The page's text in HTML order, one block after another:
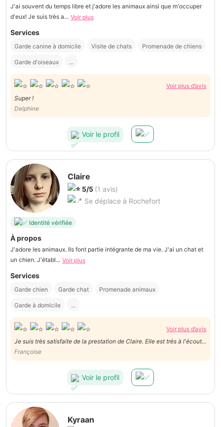
J'ai souvent du temps libre et j'adore les animaux ainsi que m'occuper
d'eux! Je suis très a... Voir plus
Services
Garde canine à domicile Visite de chats Promenade de chiens
Garde d'oiseaux ...
Voir plus d’avis
Super !
Delphine
Voir le profil
Claire
5/5 (1 avis)
Se déplace à Rochefort
Identité vérifiée
À propos
J'adore les animaux. Ils font partie intégrante de ma vie. J'ai un chat et
un chien. J'établ... Voir plus
Services
Garde chien Garde chat Promenade animaux
Garde à domicile ...
Voir plus d’avis
Je suis très satisfaite de la prestation de Claire. Elle est très à l'écoute,
ponctuelle et s'est fort bien occupée de mes chats. Je recommande
donc vivement Claire, encore merci pour ses bons soins !!!
Françoise
Voir le profil
Kyraan